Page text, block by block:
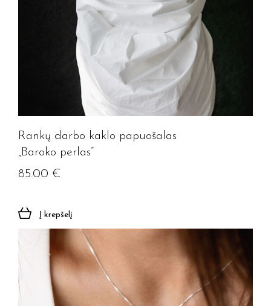
Rankų darbo kaklo papuošalas
„Baroko perlas”
85.00 €
Į krepšelį